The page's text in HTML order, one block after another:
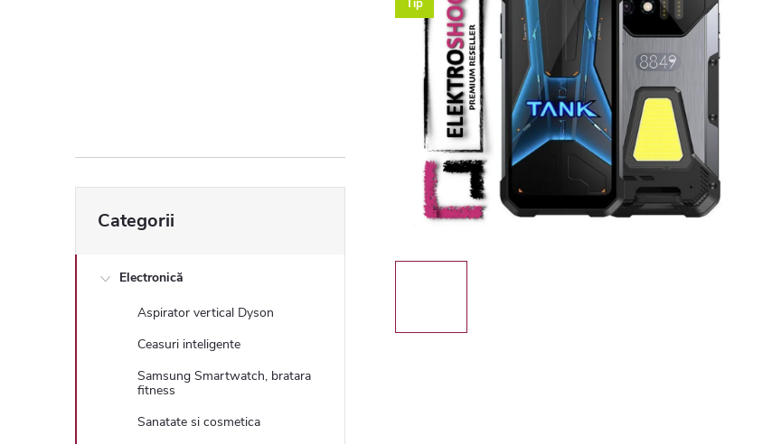
l
a
t peste
categorii
Categorii
Electronică
Aspirator vertical Dyson
Ceasuri inteligente
Samsung Smartwatch, bratara
fitness
Sanatate si cosmetica